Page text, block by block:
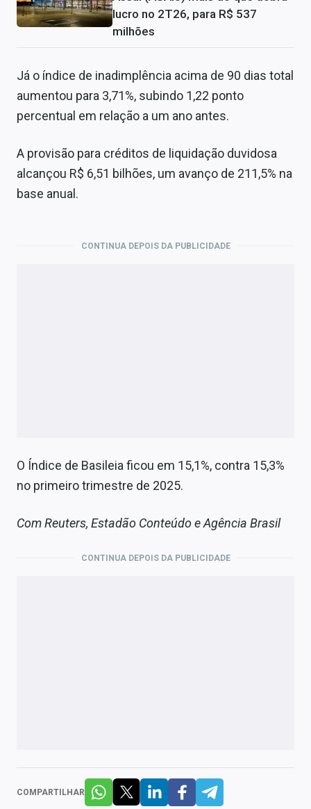
lucro no 2T26, para R$ 537
milhões
Já o índice de inadimplência acima de 90 dias total
aumentou para 3,71%, subindo 1,22 ponto
percentual em relação a um ano antes.
A provisão para créditos de liquidação duvidosa
alcançou R$ 6,51 bilhões, um avanço de 211,5% na
base anual.
CONTINUA DEPOIS DA PUBLICIDADE
O Índice de Basileia ficou em 15,1%, contra 15,3%
no primeiro trimestre de 2025.
Com Reuters, Estadão Conteúdo e Agência Brasil
CONTINUA DEPOIS DA PUBLICIDADE
COMPARTILHAR